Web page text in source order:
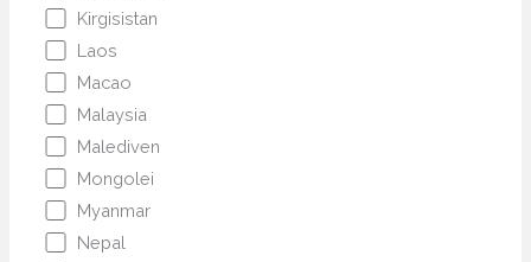
Kirgisistan
Laos
Macao
Malaysia
Malediven
Mongolei
Myanmar
Nepal